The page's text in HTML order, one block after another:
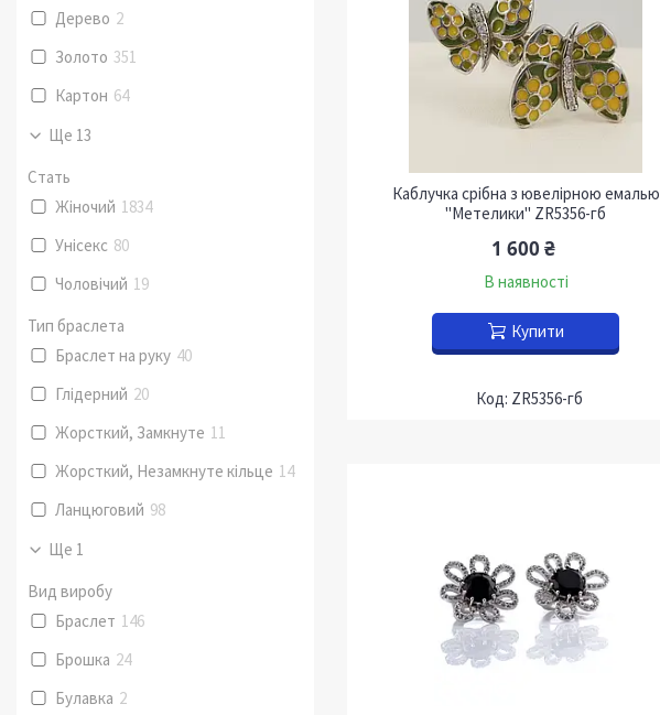
Каблучка срібна з ювелірною емалью
"Метелики" ZR5356-гб
1 600 ₴
В наявності
Купити
ZR5356-гб
Дерево 2
Золото 351
Картон 64
Ще 13
Стать
Жіночий 1834
Унісекс 80
Чоловічий 19
Тип браслета
Браслет на руку 40
Глідерний 20
Жорсткий, Замкнуте 11
Жорсткий, Незамкнуте кільце 14
Ланцюговий 98
Ще 1
Вид виробу
Браслет 146
Брошка 24
Булавка 2